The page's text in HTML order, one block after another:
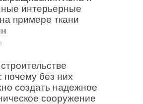
интерьерные
примере ткани
почему без них
создать надежное
сооружение